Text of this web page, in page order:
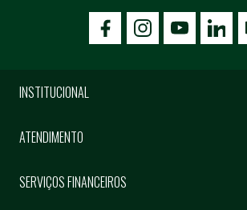
icon-facebookicon-social02icon-social03
INSTITUCIONAL
ATENDIMENTO
SERVIÇOS FINANCEIROS